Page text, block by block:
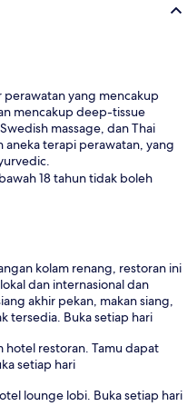
perawatan yang mencakup
mencakup deep-tissue
massage, dan Thai
aneka terapi perawatan, yang
18 tahun tidak boleh
kolam renang, restoran ini
dan internasional dan
akhir pekan, makan siang,
tersedia. Buka setiap hari
hotel restoran. Tamu dapat
setiap hari
lounge lobi. Buka setiap hari